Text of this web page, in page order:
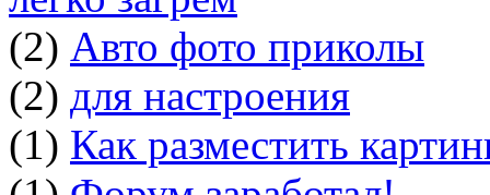
(2) Авто фото приколы
(2) для настроения
(1) Как разместить